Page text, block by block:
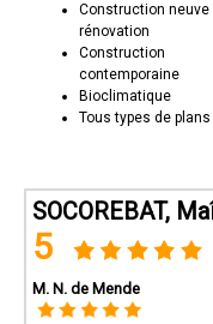
Construction neuve
rénovation
Construction
contemporaine
Bioclimatique
Tous types de plans
SOCOREBAT,
5
M. N. de Mende